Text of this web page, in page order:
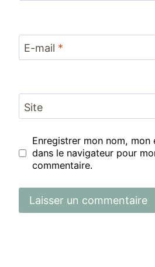
E-mail *
Site
Enregistrer mon nom,
dans le navigateur pour
commentaire.